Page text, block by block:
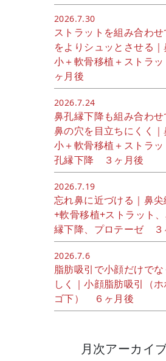
2026.7.30
ストラットを組み合わ
をよりシュッとさせる
小＋軟骨移植＋ストラ
ヶ月後
2026.7.24
鼻孔縁下降も組み合わせ
鼻の穴を目立ちにくく
小＋軟骨移植＋ストラ
孔縁下降 ３ヶ月後
2026.7.19
忘れ鼻に近づける｜鼻
+軟骨移植+ストラット
縁下降、プロテーゼ ３
2026.7.6
脂肪吸引で小顔だけでな
しく｜小顔脂肪吸引（
ゴ下） ６ヶ月後
月次アーカイ